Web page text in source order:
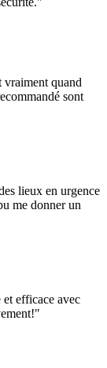
vraiment quand
sont
lieux en urgence
me donner un
efficace avec